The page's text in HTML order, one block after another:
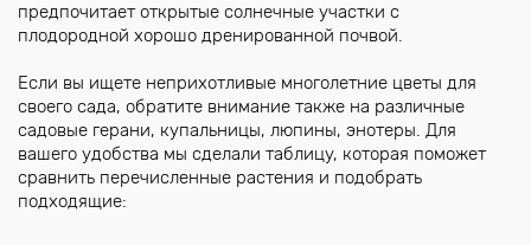
предпочитает открытые солнечные участки с
плодородной хорошо дренированной почвой.
Если вы ищете неприхотливые многолетние цветы для
своего сада, обратите внимание также на различные
садовые герани, купальницы, люпины, энотеры. Для
вашего удобства мы сделали таблицу, которая поможет
сравнить перечисленные растения и подобрать
подходящие: